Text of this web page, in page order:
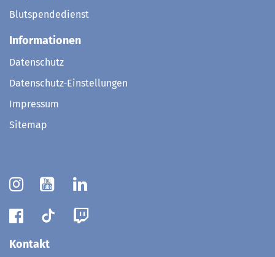
Blutspendedienst
Informationen
Datenschutz
Datenschutz-Einstellungen
Impressum
Sitemap
Kontakt